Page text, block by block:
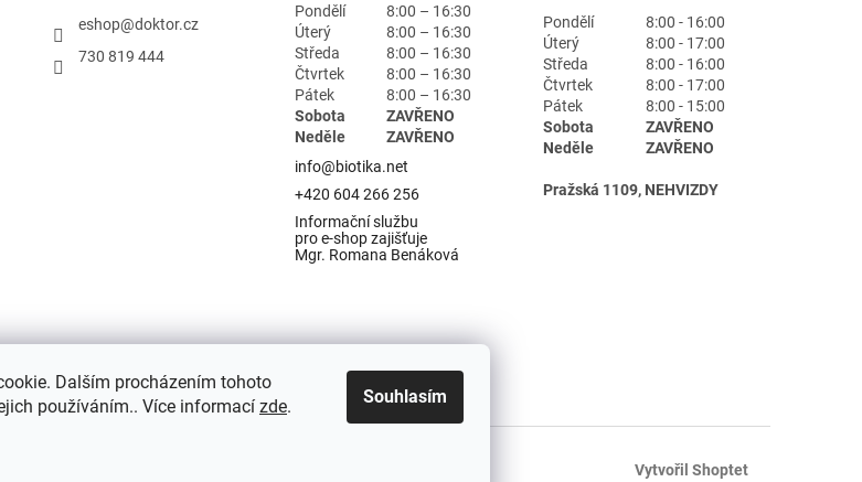
Dalším procházením tohoto
používáním.. Více informací zde. Souhlasím
eshop@doktor.cz
730 819 444
Pondělí
8:00 – 16:30
Úterý
8:00 – 16:30
Středa
8:00 – 16:30
Čtvrtek
8:00 – 16:30
Pátek
8:00 – 16:30
Sobota
ZAVŘENO
Neděle
ZAVŘENO
info@biotika.net
+420 604 266 256
Informační službu
pro e-shop zajišťuje
Mgr. Romana Benáková
Pondělí
8:00 - 16:00
Úterý
8:00 - 17:00
Středa
8:00 - 16:00
Čtvrtek
8:00 - 17:00
Pátek
8:00 - 15:00
Sobota
ZAVŘENO
Neděle
ZAVŘENO
Pražská 1109, NEHVIZDY
Vytvořil Shoptet